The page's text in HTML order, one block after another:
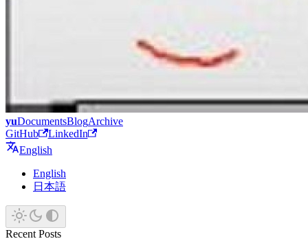
yuDocumentsBlogArchive
GitHub
LinkedIn
English
English
日本語
Recent Posts